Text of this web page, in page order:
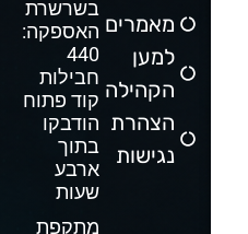
מאמרים
למען
הקהילה
הצהרת
נגישות
בשרשרת
האספקה:
440
חבילות
קוד פתוח
הודבקו
בתוך
ארבע
שעות
מתקפת